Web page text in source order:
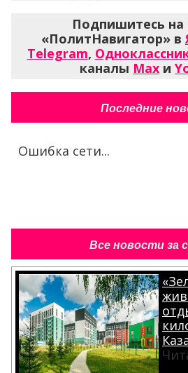
Подпишитесь на
«ПолитНавигатор» в
Telegram,
каналы Max и
Последние
Ошибка сети...
Все новости за